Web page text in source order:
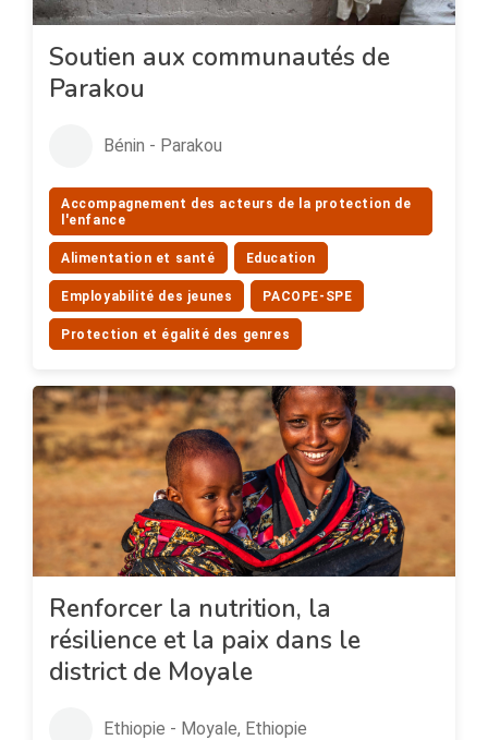
Soutien aux communautés de
Parakou
Bénin - Parakou
Accompagnement des acteurs de la protection de
l'enfance
Alimentation et santé Education
Employabilité des jeunes PACOPE-SPE
Protection et égalité des genres
Renforcer la nutrition, la
résilience et la paix dans le
district de Moyale
Ethiopie - Moyale, Ethiopie